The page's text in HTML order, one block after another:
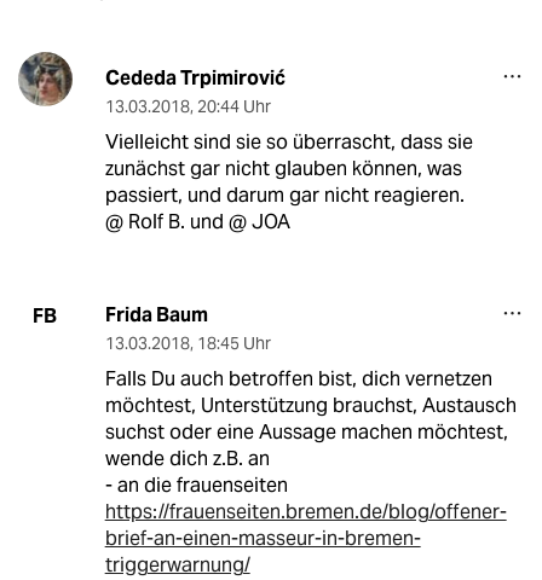
Cededa Trpimirović
13.03.2018, 20:44 Uhr
Vielleicht sind sie so überrascht, dass sie
zunächst gar nicht glauben können, was
passiert, und darum gar nicht reagieren.
@ Rolf B. und @ JOA
FB Frida Baum
13.03.2018, 18:45 Uhr
Falls Du auch betroffen bist, dich vernetzen
möchtest, Unterstützung brauchst, Austausch
suchst oder eine Aussage machen möchtest,
wende dich z.B. an
- an die frauenseiten
https://frauenseiten.bremen.de/blog/offener-
brief-an-einen-masseur-in-bremen-
triggerwarnung/